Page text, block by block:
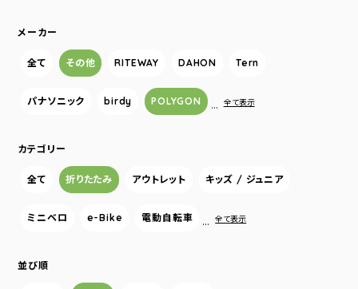
メーカー
全て その他 RITEWAY DAHON Tern
パナソニック birdy POLYGON … 全て表示
カテゴリー
全て 折りたたみ アウトレット キッズ / ジュニア
ミニベロ e-Bike 電動自転車 … 全て表示
並び順